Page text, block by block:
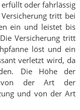
oder fahrlässig
tritt bei
ein und leistet bis
Versicherung tritt
löst und ein
verletzt wird, da
Die Höhe der
von der Art der
und von der Art